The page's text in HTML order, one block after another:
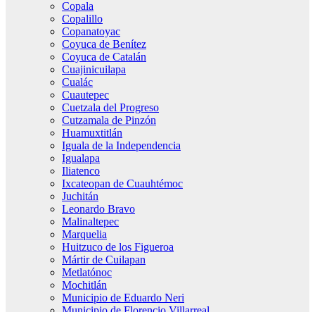
Copala
Copalillo
Copanatoyac
Coyuca de Benítez
Coyuca de Catalán
Cuajinicuilapa
Cualác
Cuautepec
Cuetzala del Progreso
Cutzamala de Pinzón
Huamuxtitlán
Iguala de la Independencia
Igualapa
Iliatenco
Ixcateopan de Cuauhtémoc
Juchitán
Leonardo Bravo
Malinaltepec
Marquelia
Huitzuco de los Figueroa
Mártir de Cuilapan
Metlatónoc
Mochitlán
Municipio de Eduardo Neri